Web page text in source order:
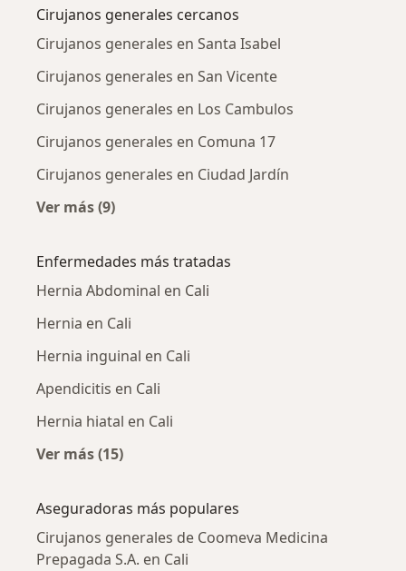
Cirujanos generales cercanos
Cirujanos generales en Santa Isabel
Cirujanos generales en San Vicente
Cirujanos generales en Los Cambulos
Cirujanos generales en Comuna 17
Cirujanos generales en Ciudad Jardín
Ver más (9)
Enfermedades más tratadas
Hernia Abdominal en Cali
Hernia en Cali
Hernia inguinal en Cali
Apendicitis en Cali
Hernia hiatal en Cali
Ver más (15)
Aseguradoras más populares
Cirujanos generales de Coomeva Medicina
Prepagada S.A. en Cali